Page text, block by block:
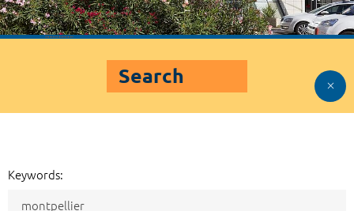
Search
Keywords: